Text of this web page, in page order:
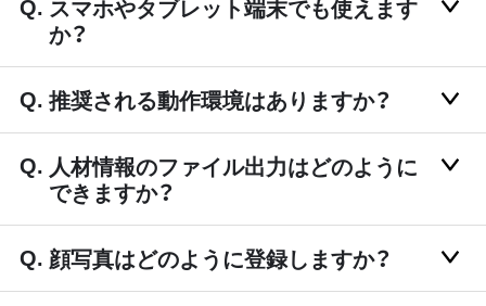
スマホやタブレット端末でも使えます
か？
推奨される動作環境はありますか？
人材情報のファイル出力はどのように
できますか？
顔写真はどのように登録しますか？